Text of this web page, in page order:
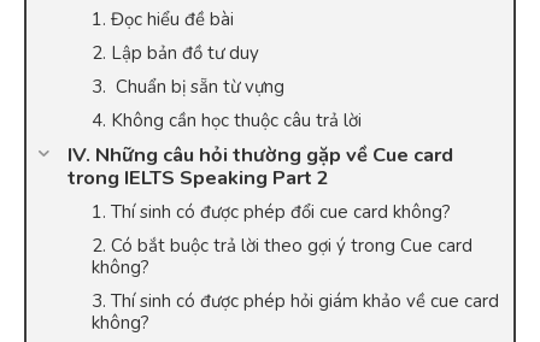
1. Đọc hiểu đề bài
2. Lập bản đồ tư duy
3. Chuẩn bị sẵn từ vựng
4. Không cần học thuộc câu trả lời
IV. Những câu hỏi thường gặp về Cue card
trong IELTS Speaking Part 2
1. Thí sinh có được phép đổi cue card không?
2. Có bắt buộc trả lời theo gợi ý trong Cue card
không?
3. Thí sinh có được phép hỏi giám khảo về cue card
không?